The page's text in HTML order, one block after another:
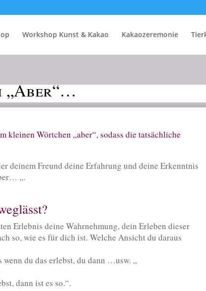
Workshop Kunst & Kakao Kakaozeremonie
„Aber“…
kleinen Wörtchen „aber“, sodass die tatsächliche
deinem Freund deine Erfahrung und deine Erkenntnis
„.
Erlebnis deine Wahrnehmung, dein Erleben dieser
so, wie es für dich ist. Welche Ansicht du daraus
wenn du das erlebst, du dann …usw. „
dann ist es so.“.